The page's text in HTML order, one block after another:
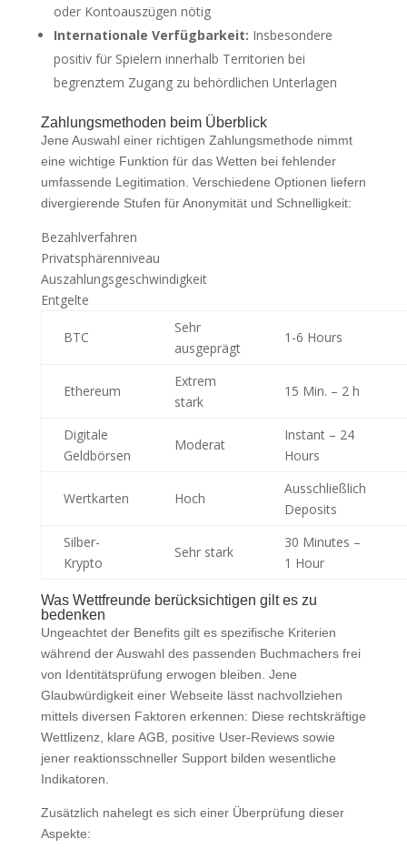
oder Kontoauszügen nötig
Internationale Verfügbarkeit: Insbesondere
positiv für Spielern innerhalb Territorien bei
begrenztem Zugang zu behördlichen Unterlagen
Zahlungsmethoden beim Überblick
Jene Auswahl einer richtigen Zahlungsmethode nimmt
eine wichtige Funktion für das Wetten bei fehlender
umfassende Legitimation. Verschiedene Optionen liefern
divergierende Stufen für Anonymität und Schnelligkeit:
Bezahlverfahren
Privatsphärenniveau
Auszahlungsgeschwindigkeit
Entgelte
BTC
Sehr
ausgeprägt
1-6 Hours
Ethereum
Extrem
stark
15 Min. – 2 h
Digitale
Geldbörsen
Moderat
Instant – 24
Hours
Wertkarten Hoch
Ausschließlich
Deposits
Silber-
Krypto
Sehr stark
30 Minutes –
1 Hour
Was Wettfreunde berücksichtigen gilt es zu
bedenken
Ungeachtet der Benefits gilt es spezifische Kriterien
während der Auswahl des passenden Buchmachers frei
von Identitätsprüfung erwogen bleiben. Jene
Glaubwürdigkeit einer Webseite lässt nachvollziehen
mittels diversen Faktoren erkennen: Diese rechtskräftige
Wettlizenz, klare AGB, positive User-Reviews sowie
jener reaktionsschneller Support bilden wesentliche
Indikatoren.
Zusätzlich nahelegt es sich einer Überprüfung dieser
Aspekte: